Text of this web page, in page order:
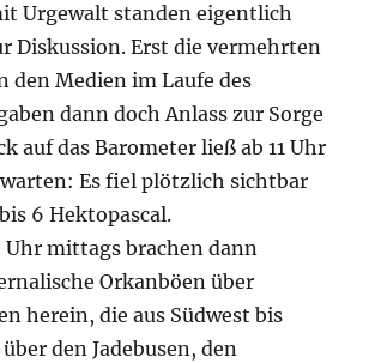
Urgewalt standen eigentlich
Diskussion. Erst die vermehrten
den Medien im Laufe des
dann doch Anlass zur Sorge
auf das Barometer ließ ab 11 Uhr
Es fiel plötzlich sichtbar
6 Hektopascal.
Uhr mittags brachen dann
Orkanböen über
herein, die aus Südwest bis
den Jadebusen, den